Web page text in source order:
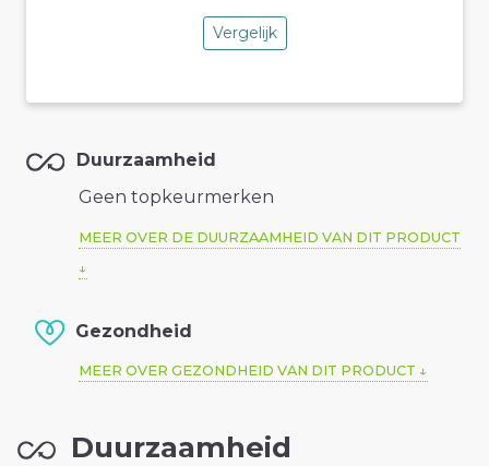
Vergelijk
Duurzaamheid
Geen topkeurmerken
MEER OVER DE DUURZAAMHEID VAN DIT PRODUCT
Gezondheid
MEER OVER GEZONDHEID VAN DIT PRODUCT
Duurzaamheid